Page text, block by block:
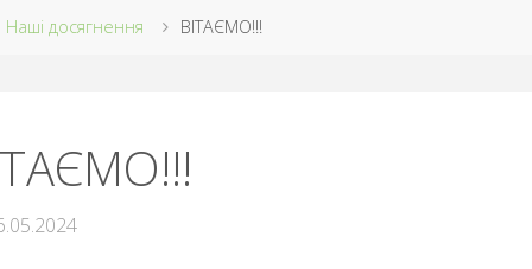
Наші досягнення ВІТАЄМО!!!